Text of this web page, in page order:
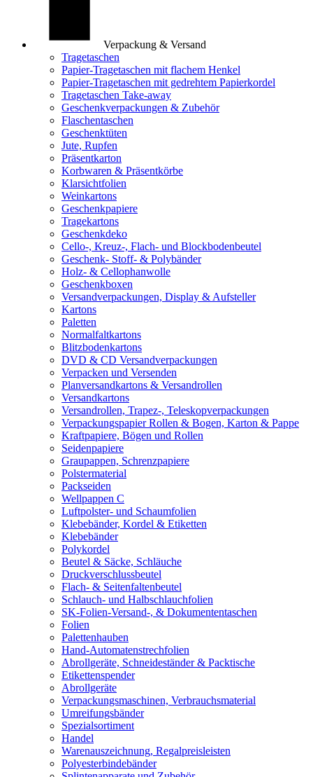
Verpackung & Versand
Tragetaschen
Papier-Tragetaschen mit flachem Henkel
Papier-Tragetaschen mit gedrehtem Papierkordel
Tragetaschen Take-away
Geschenkverpackungen & Zubehör
Flaschentaschen
Geschenktüten
Jute, Rupfen
Präsentkarton
Korbwaren & Präsentkörbe
Klarsichtfolien
Weinkartons
Geschenkpapiere
Tragekartons
Geschenkdeko
Cello-, Kreuz-, Flach- und Blockbodenbeutel
Geschenk- Stoff- & Polybänder
Holz- & Cellophanwolle
Geschenkboxen
Versandverpackungen, Display & Aufsteller
Kartons
Paletten
Normalfaltkartons
Blitzbodenkartons
DVD & CD Versandverpackungen
Verpacken und Versenden
Planversandkartons & Versandrollen
Versandkartons
Versandrollen, Trapez-, Teleskopverpackungen
Verpackungspapier Rollen & Bogen, Karton & Pappe
Kraftpapiere, Bögen und Rollen
Seidenpapiere
Graupappen, Schrenzpapiere
Polstermaterial
Packseiden
Wellpappen C
Luftpolster- und Schaumfolien
Klebebänder, Kordel & Etiketten
Klebebänder
Polykordel
Beutel & Säcke, Schläuche
Druckverschlussbeutel
Flach- & Seitenfaltenbeutel
Schlauch- und Halbschlauchfolien
SK-Folien-Versand-, & Dokumententaschen
Folien
Palettenhauben
Hand-Automatenstrechfolien
Abrollgeräte, Schneideständer & Packtische
Etikettenspender
Abrollgeräte
Verpackungsmaschinen, Verbrauchsmaterial
Umreifungsbänder
Spezialsortiment
Handel
Warenauszeichnung, Regalpreisleisten
Polyesterbindebänder